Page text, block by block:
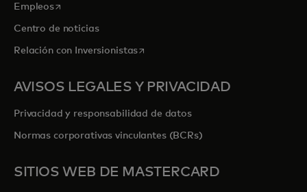
Empleosse abre en una pestaña nueva
Centro de noticias
Relación con Inversionistasse abre en una pestaña nueva
AVISOS LEGALES Y PRIVACIDAD
Privacidad y responsabilidad de datos
Normas corporativas vinculantes (BCRs)
SITIOS WEB DE MASTERCARD